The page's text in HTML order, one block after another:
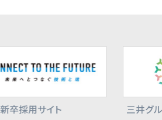
新卒採用サイト 三井グ